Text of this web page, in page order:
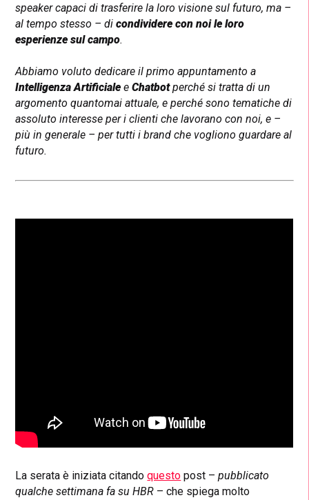
speaker capaci di trasferire la loro visione sul futuro, ma –
al tempo stesso – dicondividere con noi le loro
esperienze sul campo.
Abbiamo voluto dedicare il primo appuntamento a
Intelligenza ArtificialeeChatbotperché si tratta di un
argomento quantomai attuale, e perché sono tematiche di
assoluto interesse per i clienti che lavorano con noi, e –
più in generale – per tutti i brand che vogliono guardare al
futuro.
La serata è iniziata citandoquesto post –pubblicato
qualche settimana fa su HBR – che spiega molto